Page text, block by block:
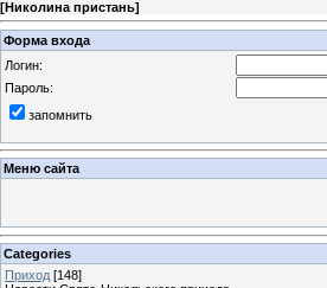
[Николина пристань]
Форма входа
Логин:
Пароль:
запомнить
Меню сайта
Categories
Приход [148]